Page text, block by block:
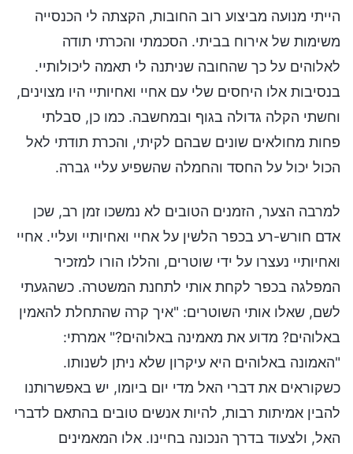
הייתי מנועה מביצוע רוב החובות, הקצתה לי הכנסייה
משימות של אירוח בביתי. הסכמתי והכרתי תודה
לאלוהים על כך שהחובה שניתנה לי תאמה ליכולותיי.
בנסיבות אלו היחסים שלי עם אחיי ואחיותיי היו מצוינים,
וחשתי הקלה גדולה בגוף ובמחשבה. כמו כן, סבלתי
פחות מחולאים שונים שבהם לקיתי, והכרת תודתי לאל
הכול יכול על החסד והחמלה שהשפיע עליי גברה.
למרבה הצער, הזמנים הטובים לא נמשכו זמן רב, שכן
אדם חורש-רע בכפר הלשין על אחיי ואחיותיי ועליי. אחיי
ואחיותיי נעצרו על ידי שוטרים, והללו הורו למזכיר
המפלגה בכפר לקחת אותי לתחנת המשטרה. כשהגעתי
לשם, שאלו אותי השוטרים: "איך קרה שהתחלת להאמין
באלוהים? מדוע את מאמינה באלוהים?" אמרתי:
"האמונה באלוהים היא עיקרון שלא ניתן לשנותו.
כשקוראים את דברי האל מדי יום ביומו, יש באפשרותנו
להבין אמיתות רבות, להיות אנשים טובים בהתאם לדברי
האל, ולצעוד בדרך הנכונה בחיינו. אלו המאמינים